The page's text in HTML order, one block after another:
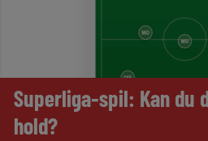
Superliga-spil: Kan du
hold?